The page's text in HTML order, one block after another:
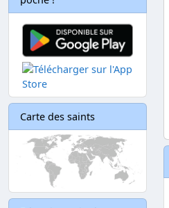
Carte des saints